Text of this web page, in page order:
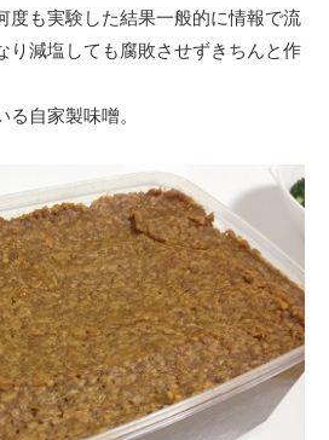
度も実験した結果一般的に情報で流
り減塩しても腐敗させずきちんと作
自家製味噌。